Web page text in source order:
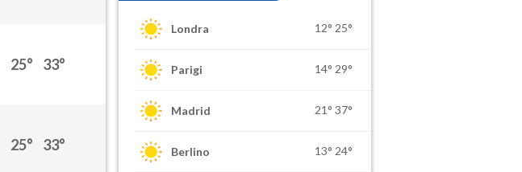
25° 33°
25° 33°
Londra 12° 25°
Parigi 14° 29°
Madrid 21° 37°
Berlino 13° 24°